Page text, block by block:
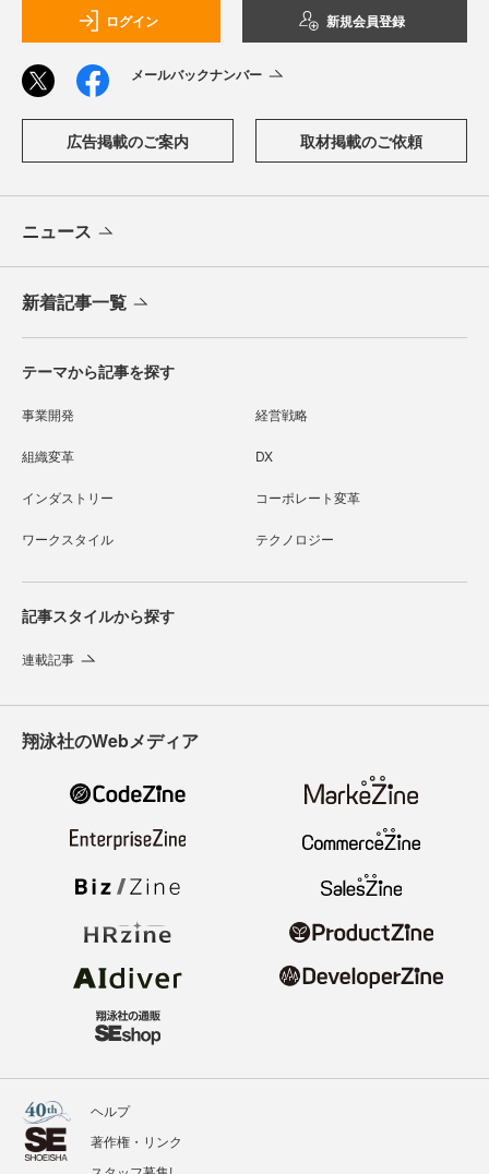
ログイン 新規会員登録
メールバックナンバー
広告掲載のご案内 取材掲載のご依頼
ニュース
新着記事一覧
テーマから記事を探す
事業開発 経営戦略
組織変革 DX
インダストリー コーポレート変革
ワークスタイル テクノロジー
記事スタイルから探す
連載記事
翔泳社のWebメディア
ヘルプ
著作権・リンク